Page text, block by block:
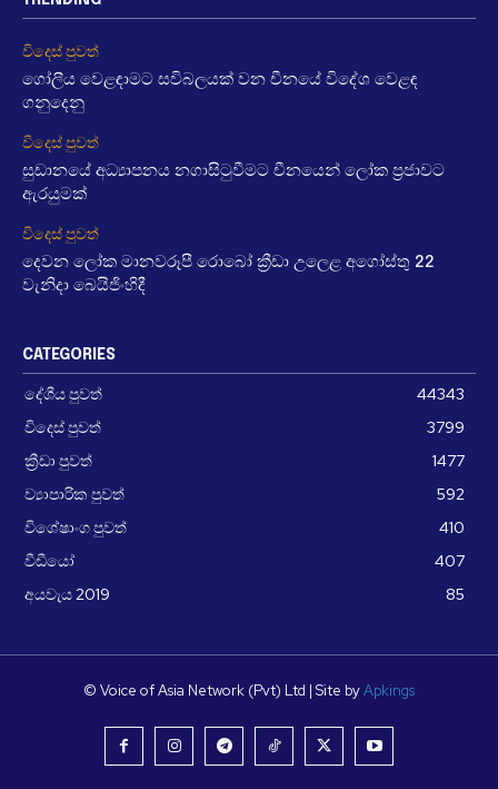
විදෙස් පුවත්
ගෝලීය වෙළඳාමට සවිබලයක් වන චීනයේ විදේශ වෙළඳ
ගනුදෙනු
විදෙස් පුවත්
සුඩානයේ අධ්‍යාපනය නගාසිටුවීමට චීනයෙන් ලෝක ප්‍රජාවට
ඇරයුමක්
විදෙස් පුවත්
දෙවන ලෝක මානවරූපී රොබෝ ක්‍රීඩා උලෙළ අගෝස්තු 22
වැනිදා බෙයිජිංහිදී
CATEGORIES
දේශීය පුවත්
44343
විදෙස් පුවත්
3799
ක්‍රීඩා පුවත්
1477
ව්‍යාපාරික පුවත්
592
විශේෂාංග පුවත්
410
වීඩීයෝ
407
අයවැය 2019
85
© Voice of Asia Network (Pvt) Ltd | Site byApkings